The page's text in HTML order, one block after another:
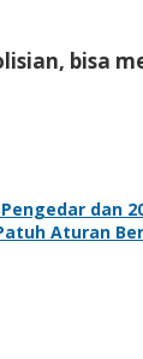
bisa
dan
Aturan